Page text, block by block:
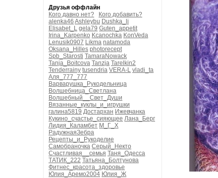
Друзья оффлайн
Кого давно нет?
Кого добавить?
alenka46 Ashleybu Dushka_li
Elisabet_L gela79 Guten_appetit
Irina_Karpenko Kcanochka KonVeda
Lenusik0907 Likma natamoda
Oksana_Hilles photorecept
Spb_Starosti TamaraNowack
Tanja_Boitcova Tanzja Tarelkin2
Tenderrainy tusendria VERA-L vladi_ta
Аля_777_777
Варварушка_Рукодельница
Волшебница_Светлана
Волшебный__Свет_Души
Вязанные_куклы_и_игрушки
галина5819 Достархан Ижевчанка
Кукино_счастье_сияющее Лана_Берг
Лидия_Каламбет М_Г_Х
РадужнаяЗебра
Рецепты_и_Рукоделие
Самобраночка Серый_Некто
Счастливая__семья Таня_Одесса
ТАТИК_222 Татьяна_Болтунова
Фитнес_красота_здоровье
Юлия_Аремо2004 Юлия_Ж